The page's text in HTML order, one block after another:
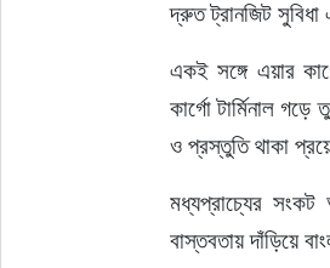
দ্রুত ট্রানজিট সুবিধা
একই সঙ্গে এয়ার
কার্গো টার্মিনাল
ও প্রস্তুতি থাকা
মধ্যপ্রাচ্যের
বাস্তবতায় দাঁড়িয়ে